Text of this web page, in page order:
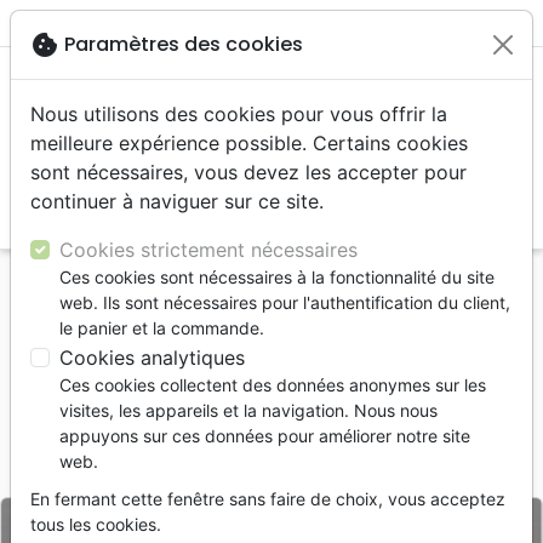
menu
Accueil
Livres
Puissance de la reconnaissance (La)
La puissance de la reconnaissance
Joyce Meyer
RéférenceJMM9509 EAN9783948795092
Editeur Joyce Meyer Ministries
cookie Paramètres des cookies
Nous utilisons des cookies pour vous offrir la
meilleure expérience possible. Certains cookies
sont nécessaires, vous devez les accepter pour
continuer à naviguer sur ce site.
Cookies strictement nécessaires
Ces cookies sont nécessaires à la fonctionnalité du site
web. Ils sont nécessaires pour l'authentification du client,
le panier et la commande.
Cookies analytiques
Ces cookies collectent des données anonymes sur les
visites, les appareils et la navigation. Nous nous
appuyons sur ces données pour améliorer notre site
web.
En fermant cette fenêtre sans faire de choix, vous acceptez
tous les cookies.